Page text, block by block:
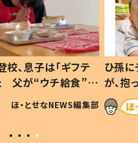
レデレな80歳じいじ
こすると…ひ孫の反応に
ました」「可愛くて仕方な
ほ・とせなNEWS編集部